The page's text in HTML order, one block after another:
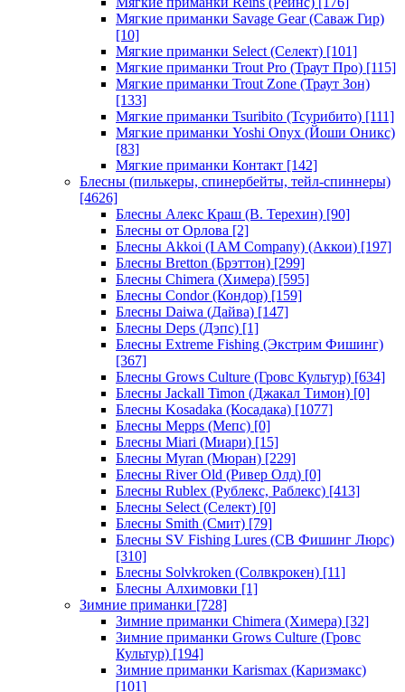
Мягкие приманки Savage Gear (Саваж Гир)
[10]
Мягкие приманки Select (Селект) [101]
Мягкие приманки Trout Pro (Траут Про) [115]
Мягкие приманки Trout Zone (Траут Зон)
[133]
Мягкие приманки Tsuribito (Тсурибито) [111]
Мягкие приманки Yoshi Onyx (Йоши Оникс)
[83]
Мягкие приманки Контакт [142]
Блесны (пилькеры, спинербейты, тейл-спиннеры)
[4626]
Блесны Алекс Краш (В. Терехин) [90]
Блесны от Орлова [2]
Блесны Akkoi (I AM Company) (Аккои) [197]
Блесны Bretton (Брэттон) [299]
Блесны Chimera (Химера) [595]
Блесны Condor (Кондор) [159]
Блесны Daiwa (Дайва) [147]
Блесны Deps (Дэпс) [1]
Блесны Extreme Fishing (Экстрим Фишинг)
[367]
Блесны Grows Culture (Гровс Культур) [634]
Блесны Jackall Timon (Джакал Тимон) [0]
Блесны Kosadaka (Косадака) [1077]
Блесны Mepps (Мепс) [0]
Блесны Miari (Миари) [15]
Блесны Myran (Мюран) [229]
Блесны River Old (Ривер Олд) [0]
Блесны Rublex (Рублекс, Раблекс) [413]
Блесны Select (Селект) [0]
Блесны Smith (Смит) [79]
Блесны SV Fishing Lures (СВ Фишинг Люрс)
[310]
Блесны Solvkroken (Солвкрокен) [11]
Блесны Алхимовки [1]
Зимние приманки [728]
Зимние приманки Chimera (Химера) [32]
Зимние приманки Grows Culture (Гровс
Культур) [194]
Зимние приманки Karismax (Каризмакс)
[101]